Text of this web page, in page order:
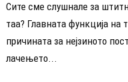
Сите сме слушнале за
таа? Главната функција на
причината за нејзиното
лачењето...